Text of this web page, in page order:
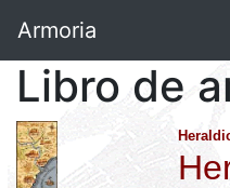
Armoria
Libro de